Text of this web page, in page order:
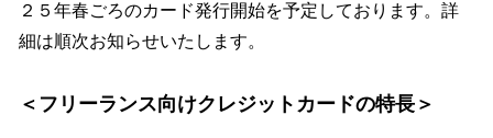
２５年春ごろのカード発行開始を予定しております。詳
細は順次お知らせいたします。
＜フリーランス向けクレジットカードの特長＞